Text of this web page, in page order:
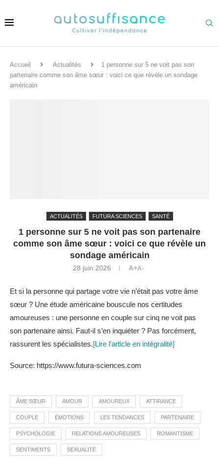
Accueil Actualités
1 personne sur 5 ne voit pas son
partenaire comme son âme sœur : voici ce que révèle un sondage
américain
ACTUALITÉS FUTURA SCIENCES SANTÉ
1 personne sur 5 ne voit pas son partenaire
comme son âme sœur : voici ce que révèle un
sondage américain
28 juin 2026 A+A-
Et si la personne qui partage votre vie n’était pas votre âme
sœur ? Une étude américaine bouscule nos certitudes
amoureuses : une personne en couple sur cinq ne voit pas
son partenaire ainsi. Faut-il s’en inquiéter ? Pas forcément,
rassurent les spécialistes.[Lire l'article en intégralité]
Source: https://www.futura-sciences.com
ÂME SŒUR AMOUR AMOUREUX ATTIRANCE
COUPLE ÉMOTIONS LES TENDANCES PARTENAIRE
PSYCHOLOGIE RELATIONS AMOUREUSES ROMANTISME
SENTIMENTS SEXUALITÉ